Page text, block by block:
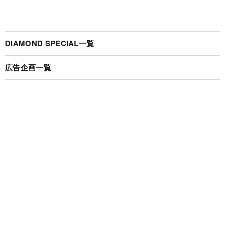
DIAMOND SPECIAL一覧
広告企画一覧